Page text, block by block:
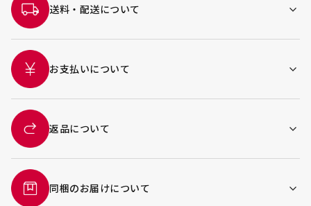
送料・配送について
お支払いについて
返品について
同梱のお届けについて